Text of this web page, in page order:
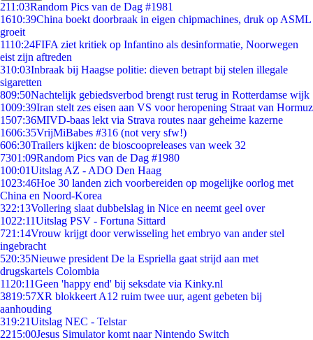
211:03Random Pics van de Dag #1981
1610:39China boekt doorbraak in eigen chipmachines, druk op ASML
groeit
1110:24FIFA ziet kritiek op Infantino als desinformatie, Noorwegen
eist zijn aftreden
310:03Inbraak bij Haagse politie: dieven betrapt bij stelen illegale
sigaretten
809:50Nachtelijk gebiedsverbod brengt rust terug in Rotterdamse wijk
1009:39Iran stelt zes eisen aan VS voor heropening Straat van Hormuz
1507:36MIVD-baas lekt via Strava routes naar geheime kazerne
1606:35VrijMiBabes #316 (not very sfw!)
606:30Trailers kijken: de bioscoopreleases van week 32
7301:09Random Pics van de Dag #1980
100:01Uitslag AZ - ADO Den Haag
1023:46Hoe 30 landen zich voorbereiden op mogelijke oorlog met
China en Noord-Korea
322:13Vollering slaat dubbelslag in Nice en neemt geel over
1022:11Uitslag PSV - Fortuna Sittard
721:14Vrouw krijgt door verwisseling het embryo van ander stel
ingebracht
520:35Nieuwe president De la Espriella gaat strijd aan met
drugskartels Colombia
11 20:11Geen 'happy end' bij seksdate via Kinky.nl
3819:57XR blokkeert A12 ruim twee uur, agent gebeten bij
aanhouding
319:21Uitslag NEC - Telstar
2215:00Jesus Simulator komt naar Nintendo Switch